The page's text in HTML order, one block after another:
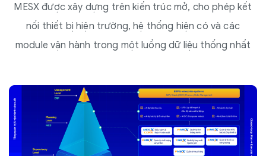
MESX được xây dựng trên kiến trúc mở, cho phép kết
nối thiết bị hiện trường, hệ thống hiện có và các
module vận hành trong một luồng dữ liệu thống nhất